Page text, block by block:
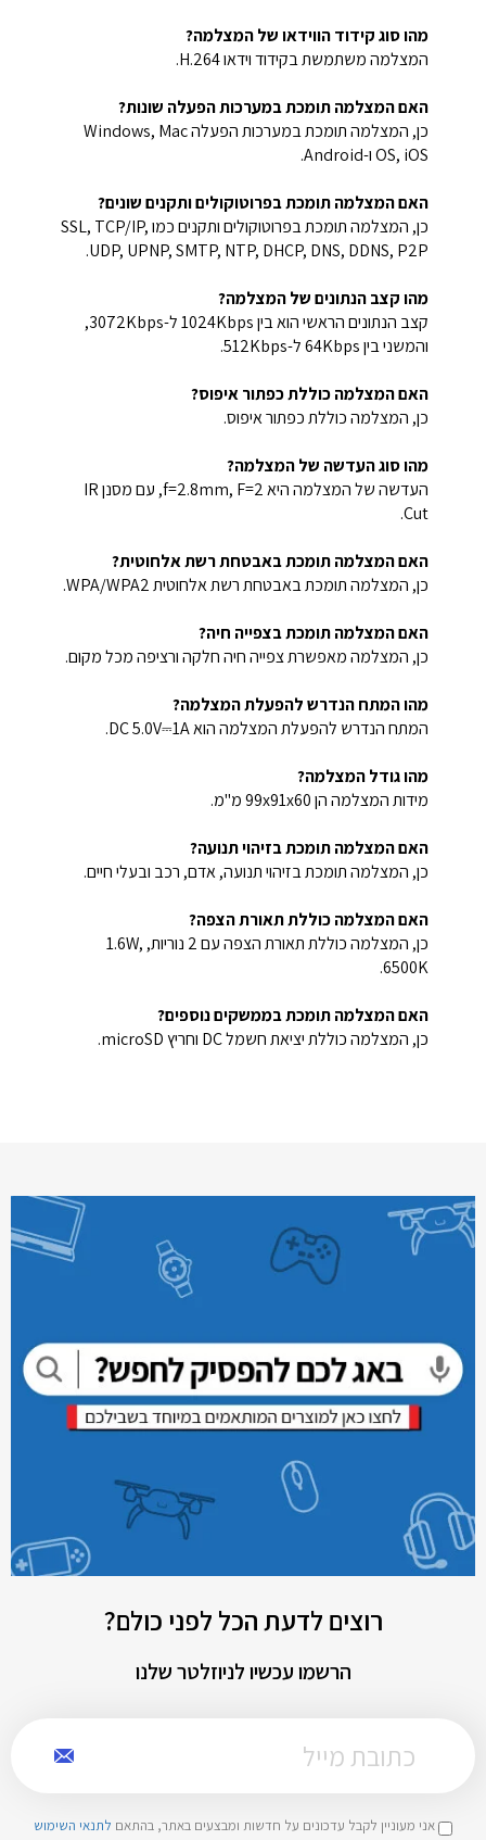
מהו סוג קידוד הווידאו של המצלמה?
המצלמה משתמשת בקידוד וידאו H.264.
האם המצלמה תומכת במערכות הפעלה שונות?
כן, המצלמה תומכת במערכות הפעלה Windows, Mac
OS, iOS ו-Android.
האם המצלמה תומכת בפרוטוקולים ותקנים שונים?
כן, המצלמה תומכת בפרוטוקולים ותקנים כמו SSL, TCP/IP,
UDP, UPNP, SMTP, NTP, DHCP, DNS, DDNS, P2P.
מהו קצב הנתונים של המצלמה?
קצב הנתונים הראשי הוא בין 1024Kbps ל-3072Kbps,
והמשני בין 64Kbps ל-512Kbps.
האם המצלמה כוללת כפתור איפוס?
כן, המצלמה כוללת כפתור איפוס.
מהו סוג העדשה של המצלמה?
העדשה של המצלמה היא f=2.8mm, F=2, עם מסנן IR
Cut.
האם המצלמה תומכת באבטחת רשת אלחוטית?
כן, המצלמה תומכת באבטחת רשת אלחוטית WPA/WPA2.
האם המצלמה תומכת בצפייה חיה?
כן, המצלמה מאפשרת צפייה חיה חלקה ורציפה מכל מקום.
מהו המתח הנדרש להפעלת המצלמה?
המתח הנדרש להפעלת המצלמה הוא DC 5.0V⎓1A.
מהו גודל המצלמה?
מידות המצלמה הן 99x91x60 מ"מ.
האם המצלמה תומכת בזיהוי תנועה?
כן, המצלמה תומכת בזיהוי תנועה, אדם, רכב ובעלי חיים.
האם המצלמה כוללת תאורת הצפה?
כן, המצלמה כוללת תאורת הצפה עם 2 נוריות, 1.6W,
6500K.
האם המצלמה תומכת בממשקים נוספים?
כן, המצלמה כוללת יציאת חשמל DC וחריץ microSD.
רוצים לדעת הכל לפני כולם?
הרשמו עכשיו לניוזלטר שלנו
אני מעוניין לקבל עדכונים על חדשות ומבצעים באתר, בהתאם לתנאי השימוש